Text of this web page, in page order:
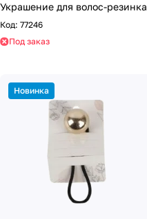
Украшение для волос-резинка
Код: 77246
Под заказ
Новинка